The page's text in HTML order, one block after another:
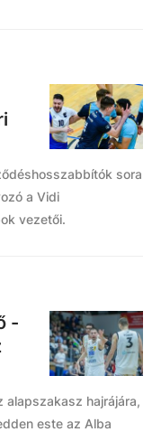
sora
a Vidi
vezetői.
-
alapszakasz hajrájára,
este az Alba